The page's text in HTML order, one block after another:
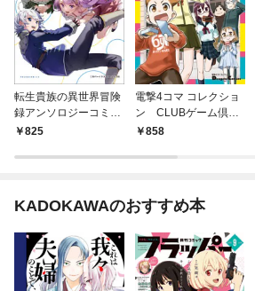
転生貴族の異世界冒険
録アンソロジーコミッ
ク(ポルカコミックス)1
825
電撃4コマ コレクショ
ン CLUBゲーム倶楽
部(1)
858
KADOKAWAのおすすめ本